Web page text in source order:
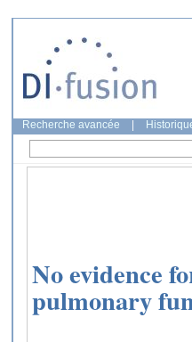
Recherche avancée
No evidence
pulmonary